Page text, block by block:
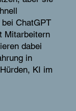
ChatGPT
Mitarbeitern
dabei
in
KI im